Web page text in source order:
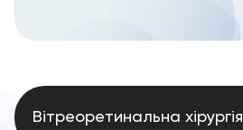
Вітреоретинальна хірургія